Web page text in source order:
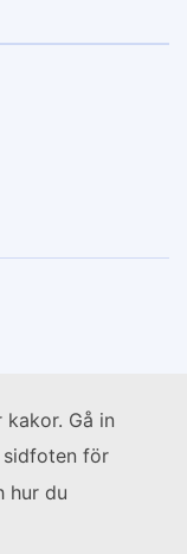
kakor. Gå in
sidfoten för
hur du